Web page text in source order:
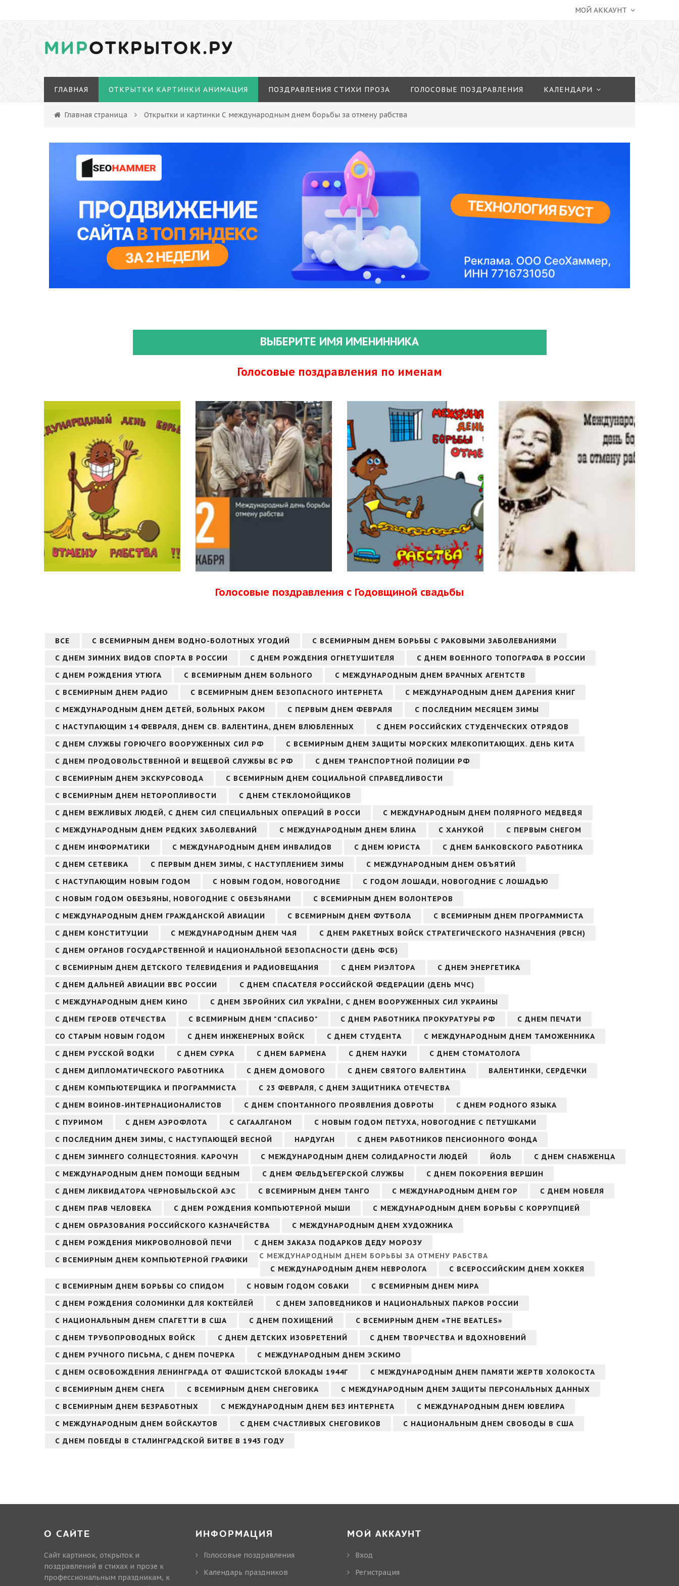
МОЙ АККАУНТ
МИРОТКРЫТОК.РУ
ГЛАВНАЯ ОТКРЫТКИ КАРТИНКИ АНИМАЦИЯ ПОЗДРАВЛЕНИЯ СТИХИ ПРОЗА ГОЛОСОВЫЕ ПОЗДРАВЛЕНИЯ КАЛЕНДАРИ
Главная страница Открытки и картинки С международным днем борьбы за отмену рабства
ВЫБЕРИТЕ ИМЯ ИМЕНИННИКА
Голосовые поздравления по именам
Голосовые поздравления с Годовщиной свадьбы
ВСЕ С ВСЕМИРНЫМ ДНЕМ ВОДНО-БОЛОТНЫХ УГОДИЙ
С ВСЕМИРНЫМ ДНЕМ БОРЬБЫ С РАКОВЫМИ ЗАБОЛЕВАНИЯМИ
С ДНЕМ ЗИМНИХ ВИДОВ СПОРТА В РОССИИ
С ДНЕМ РОЖДЕНИЯ ОГНЕТУШИТЕЛЯ
С ДНЕМ ВОЕННОГО ТОПОГРАФА В РОССИИ
С ДНЕМ РОЖДЕНИЯ УТЮГА
С ВСЕМИРНЫМ ДНЕМ БОЛЬНОГО
С МЕЖДУНАРОДНЫМ ДНЕМ БРАЧНЫХ АГЕНТСТВ
С ВСЕМИРНЫМ ДНЕМ РАДИО
С ВСЕМИРНЫМ ДНЕМ БЕЗОПАСНОГО ИНТЕРНЕТА
С МЕЖДУНАРОДНЫМ ДНЕМ ДАРЕНИЯ КНИГ
С МЕЖДУНАРОДНЫМ ДНЕМ ДЕТЕЙ, БОЛЬНЫХ РАКОМ
С ПЕРВЫМ ДНЕМ ФЕВРАЛЯ
С ПОСЛЕДНИМ МЕСЯЦЕМ ЗИМЫ
С НАСТУПАЮЩИМ 14 ФЕВРАЛЯ, ДНЕМ СВ. ВАЛЕНТИНА, ДНЕМ ВЛЮБЛЕННЫХ
С ДНЕМ РОССИЙСКИХ СТУДЕНЧЕСКИХ ОТРЯДОВ
С ДНЕМ СЛУЖБЫ ГОРЮЧЕГО ВООРУЖЕННЫХ СИЛ РФ
С ВСЕМИРНЫМ ДНЕМ ЗАЩИТЫ МОРСКИХ МЛЕКОПИТАЮЩИХ. ДЕНЬ КИТА
С ДНЕМ ПРОДОВОЛЬСТВЕННОЙ И ВЕЩЕВОЙ СЛУЖБЫ ВС РФ
С ДНЕМ ТРАНСПОРТНОЙ ПОЛИЦИИ РФ
С ВСЕМИРНЫМ ДНЕМ ЭКСКУРСОВОДА
С ВСЕМИРНЫМ ДНЕМ СОЦИАЛЬНОЙ СПРАВЕДЛИВОСТИ
С ВСЕМИРНЫМ ДНЕМ НЕТОРОПЛИВОСТИ
С ДНЕМ СТЕКЛОМОЙЩИКОВ
С ДНЕМ ВЕЖЛИВЫХ ЛЮДЕЙ, С ДНЕМ СИЛ СПЕЦИАЛЬНЫХ ОПЕРАЦИЙ В РОССИ
С МЕЖДУНАРОДНЫМ ДНЕМ ПОЛЯРНОГО МЕДВЕДЯ
С МЕЖДУНАРОДНЫМ ДНЕМ РЕДКИХ ЗАБОЛЕВАНИЙ
С МЕЖДУНАРОДНЫМ ДНЕМ БЛИНА С ХАНУКОЙ
С ПЕРВЫМ СНЕГОМ
С ДНЕМ ИНФОРМАТИКИ
С МЕЖДУНАРОДНЫМ ДНЕМ ИНВАЛИДОВ С ДНЕМ ЮРИСТА
С ДНЕМ БАНКОВСКОГО РАБОТНИКА
С ДНЕМ СЕТЕВИКА
С ПЕРВЫМ ДНЕМ ЗИМЫ, С НАСТУПЛЕНИЕМ ЗИМЫ
С МЕЖДУНАРОДНЫМ ДНЕМ ОБЪЯТИЙ
С НАСТУПАЮЩИМ НОВЫМ ГОДОМ
С НОВЫМ ГОДОМ, НОВОГОДНИЕ
С ГОДОМ ЛОШАДИ, НОВОГОДНИЕ С ЛОШАДЬЮ
С НОВЫМ ГОДОМ ОБЕЗЬЯНЫ, НОВОГОДНИЕ С ОБЕЗЬЯНАМИ
С ВСЕМИРНЫМ ДНЕМ ВОЛОНТЕРОВ
С МЕЖДУНАРОДНЫМ ДНЕМ ГРАЖДАНСКОЙ АВИАЦИИ
С ВСЕМИРНЫМ ДНЕМ ФУТБОЛА
С ВСЕМИРНЫМ ДНЕМ ПРОГРАММИСТА
С ДНЕМ КОНСТИТУЦИИ
С МЕЖДУНАРОДНЫМ ДНЕМ ЧАЯ
С ДНЕМ РАКЕТНЫХ ВОЙСК СТРАТЕГИЧЕСКОГО НАЗНАЧЕНИЯ (РВСН)
С ДНЕМ ОРГАНОВ ГОСУДАРСТВЕННОЙ И НАЦИОНАЛЬНОЙ БЕЗОПАСНОСТИ (ДЕНЬ ФСБ)
С ВСЕМИРНЫМ ДНЕМ ДЕТСКОГО ТЕЛЕВИДЕНИЯ И РАДИОВЕЩАНИЯ
С ДНЕМ РИЭЛТОРА
С ДНЕМ ЭНЕРГЕТИКА
С ДНЕМ ДАЛЬНЕЙ АВИАЦИИ ВВС РОССИИ
С ДНЕМ СПАСАТЕЛЯ РОССИЙСКОЙ ФЕДЕРАЦИИ (ДЕНЬ МЧС)
С МЕЖДУНАРОДНЫМ ДНЕМ КИНО
С ДНЕМ ЗБРОЙНИХ СИЛ УКРАЇНИ, С ДНЕМ ВООРУЖЕННЫХ СИЛ УКРАИНЫ
С ДНЕМ ГЕРОЕВ ОТЕЧЕСТВА
С ВСЕМИРНЫМ ДНЕМ "СПАСИБО" С ДНЕМ РАБОТНИКА ПРОКУРАТУРЫ РФ
С ДНЕМ ПЕЧАТИ
СО СТАРЫМ НОВЫМ ГОДОМ
С ДНЕМ ИНЖЕНЕРНЫХ ВОЙСК С ДНЕМ СТУДЕНТА
С МЕЖДУНАРОДНЫМ ДНЕМ ТАМОЖЕННИКА
С ДНЕМ РУССКОЙ ВОДКИ
С ДНЕМ СУРКА С ДНЕМ БАРМЕНА С ДНЕМ НАУКИ
С ДНЕМ СТОМАТОЛОГА
С ДНЕМ ДИПЛОМАТИЧЕСКОГО РАБОТНИКА
С ДНЕМ ДОМОВОГО С ДНЕМ СВЯТОГО ВАЛЕНТИНА
ВАЛЕНТИНКИ, СЕРДЕЧКИ
С ДНЕМ КОМПЬЮТЕРЩИКА И ПРОГРАММИСТА
С 23 ФЕВРАЛЯ, С ДНЕМ ЗАЩИТНИКА ОТЕЧЕСТВА
С ДНЕМ ВОИНОВ-ИНТЕРНАЦИОНАЛИСТОВ
С ДНЕМ СПОНТАННОГО ПРОЯВЛЕНИЯ ДОБРОТЫ
С ДНЕМ РОДНОГО ЯЗЫКА
С ПУРИМОМ
С ДНЕМ АЭРОФЛОТА С САГААЛГАНОМ
С НОВЫМ ГОДОМ ПЕТУХА, НОВОГОДНИЕ С ПЕТУШКАМИ
С ПОСЛЕДНИМ ДНЕМ ЗИМЫ, С НАСТУПАЮЩЕЙ ВЕСНОЙ
НАРДУГАН
С ДНЕМ РАБОТНИКОВ ПЕНСИОННОГО ФОНДА
С ДНЕМ ЗИМНЕГО СОЛНЦЕСТОЯНИЯ. КАРОЧУН
С МЕЖДУНАРОДНЫМ ДНЕМ СОЛИДАРНОСТИ ЛЮДЕЙ ЙОЛЬ
С ДНЕМ СНАБЖЕНЦА
С МЕЖДУНАРОДНЫМ ДНЕМ ПОМОЩИ БЕДНЫМ
С ДНЕМ ФЕЛЬДЪЕГЕРСКОЙ СЛУЖБЫ
С ДНЕМ ПОКОРЕНИЯ ВЕРШИН
С ДНЕМ ЛИКВИДАТОРА ЧЕРНОБЫЛЬСКОЙ АЭС
С ВСЕМИРНЫМ ДНЕМ ТАНГО С МЕЖДУНАРОДНЫМ ДНЕМ ГОР
С ДНЕМ НОБЕЛЯ
С ДНЕМ ПРАВ ЧЕЛОВЕКА
С ДНЕМ РОЖДЕНИЯ КОМПЬЮТЕРНОЙ МЫШИ
С МЕЖДУНАРОДНЫМ ДНЕМ БОРЬБЫ С КОРРУПЦИЕЙ
С ДНЕМ ОБРАЗОВАНИЯ РОССИЙСКОГО КАЗНАЧЕЙСТВА
С МЕЖДУНАРОДНЫМ ДНЕМ ХУДОЖНИКА
С ДНЕМ РОЖДЕНИЯ МИКРОВОЛНОВОЙ ПЕЧИ
С ДНЕМ ЗАКАЗА ПОДАРКОВ ДЕДУ МОРОЗУ
С ВСЕМИРНЫМ ДНЕМ КОМПЬЮТЕРНОЙ ГРАФИКИ
С МЕЖДУНАРОДНЫМ ДНЕМ БОРЬБЫ ЗА ОТМЕНУ РАБСТВА
С МЕЖДУНАРОДНЫМ ДНЕМ НЕВРОЛОГА
С ВСЕРОССИЙСКИМ ДНЕМ ХОККЕЯ
С ВСЕМИРНЫМ ДНЕМ БОРЬБЫ СО СПИДОМ
С НОВЫМ ГОДОМ СОБАКИ
С ВСЕМИРНЫМ ДНЕМ МИРА
С ДНЕМ РОЖДЕНИЯ СОЛОМИНКИ ДЛЯ КОКТЕЙЛЕЙ
С ДНЕМ ЗАПОВЕДНИКОВ И НАЦИОНАЛЬНЫХ ПАРКОВ РОССИИ
С НАЦИОНАЛЬНЫМ ДНЕМ СПАГЕТТИ В США
С ДНЕМ ПОХИЩЕНИЙ
С ВСЕМИРНЫМ ДНЕМ «THE BEATLES»
С ДНЕМ ТРУБОПРОВОДНЫХ ВОЙСК
С ДНЕМ ДЕТСКИХ ИЗОБРЕТЕНИЙ
С ДНЕМ ТВОРЧЕСТВА И ВДОХНОВЕНИЙ
С ДНЕМ РУЧНОГО ПИСЬМА, С ДНЕМ ПОЧЕРКА
С МЕЖДУНАРОДНЫМ ДНЕМ ЭСКИМО
С ДНЕМ ОСВОБОЖДЕНИЯ ЛЕНИНГРАДА ОТ ФАШИСТСКОЙ БЛОКАДЫ 1944Г
С МЕЖДУНАРОДНЫМ ДНЕМ ПАМЯТИ ЖЕРТВ ХОЛОКОСТА
С ВСЕМИРНЫМ ДНЕМ СНЕГА
С ВСЕМИРНЫМ ДНЕМ СНЕГОВИКА
С МЕЖДУНАРОДНЫМ ДНЕМ ЗАЩИТЫ ПЕРСОНАЛЬНЫХ ДАННЫХ
С ВСЕМИРНЫМ ДНЕМ БЕЗРАБОТНЫХ
С МЕЖДУНАРОДНЫМ ДНЕМ БЕЗ ИНТЕРНЕТА
С МЕЖДУНАРОДНЫМ ДНЕМ ЮВЕЛИРА
С МЕЖДУНАРОДНЫМ ДНЕМ БОЙСКАУТОВ
С ДНЕМ СЧАСТЛИВЫХ СНЕГОВИКОВ
С НАЦИОНАЛЬНЫМ ДНЕМ СВОБОДЫ В США
С ДНЕМ ПОБЕДЫ В СТАЛИНГРАДСКОЙ БИТВЕ В 1943 ГОДУ
О САЙТЕ
Сайт картинок, открыток и
поздравлений в стихах и прозе к
профессиональным праздникам, к
ИНФОРМАЦИЯ
Голосовые поздравления
Календарь праздников
МОЙ АККАУНТ
Вход
Регистрация